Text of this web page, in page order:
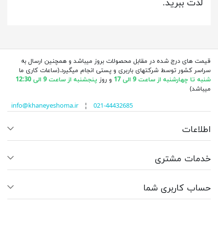
لذت ببرید.
قیمت های درج شده در مقابل محصولات بروز میباشد و همچنین ارسال به
سراسر کشور توسط شرکتهای باربری و پستی انجام میگیرد.(ساعات کاری ما
شنبه تا چهارشنبه از ساعت 9 الی 17
و روز پنجشنبه از ساعت 9 الی 12:30
میباشد)
info@khaneyeshoma.ir¦ 021-44432685
اطلاعات
خدمات مشتری
حساب کاربری شما